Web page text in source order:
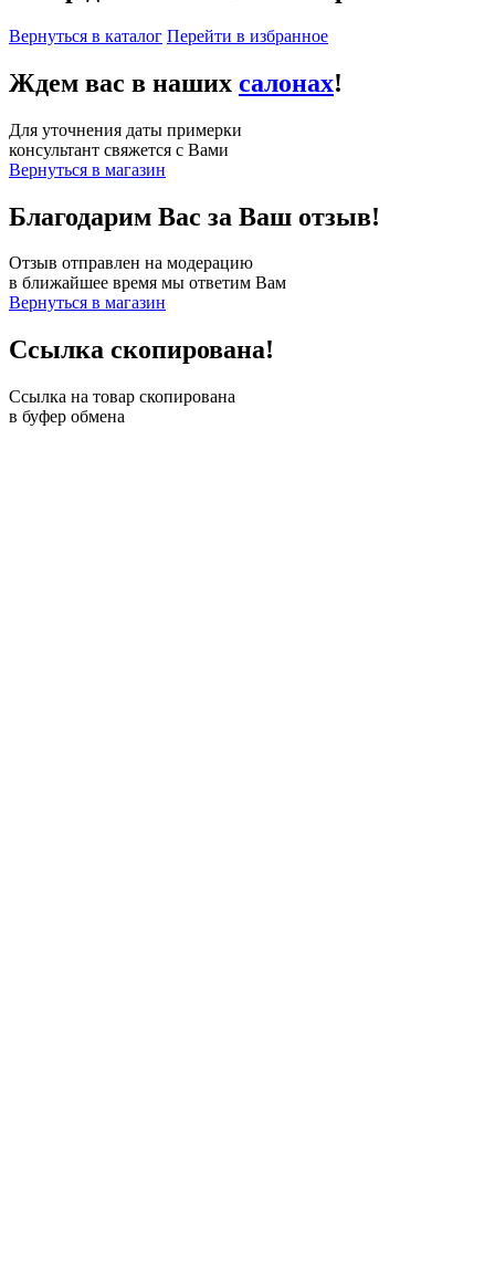
Вернуться в каталог Перейти в избранное
Ждем вас в наших салонах!
Для уточнения даты примерки
консультант свяжется с Вами
Вернуться в магазин
Благодарим Вас за Ваш отзыв!
Отзыв отправлен на модерацию
в ближайшее время мы ответим Вам
Вернуться в магазин
Ссылка скопирована!
Ссылка на товар скопирована
в буфер обмена